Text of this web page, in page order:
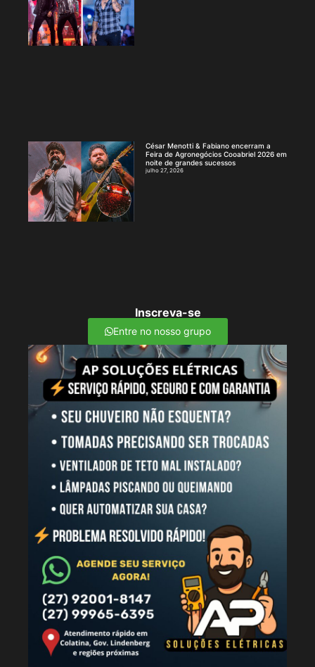
César Menotti & Fabiano encerram a
Feira de Agronegócios Cooabriel 2026 em
noite de grandes sucessos
julho 27, 2026
Inscreva-se
Entre no nosso grupo